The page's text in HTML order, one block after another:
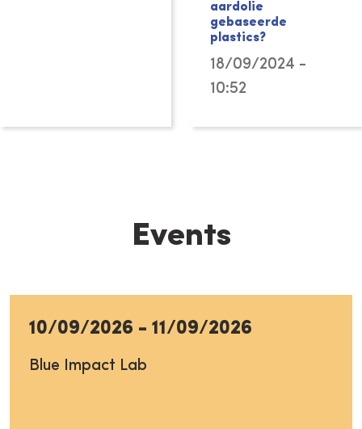
aardolie
gebaseerde
plastics?
18/09/2024 -
10:52
Events
10/09/2026 - 11/09/2026
Blue Impact Lab